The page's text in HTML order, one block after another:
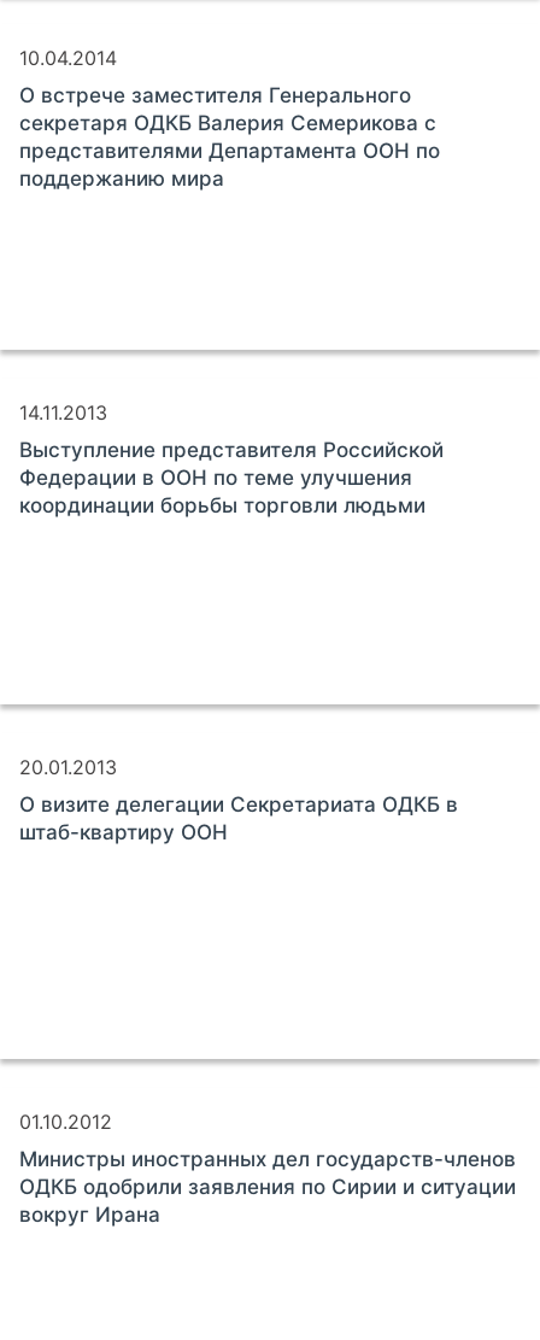
10.04.2014
О встрече заместителя Генерального
секретаря ОДКБ Валерия Семерикова с
представителями Департамента ООН по
поддержанию мира
14.11.2013
Выступление представителя Российской
Федерации в ООН по теме улучшения
координации борьбы торговли людьми
20.01.2013
О визите делегации Секретариата ОДКБ в
штаб-квартиру ООН
01.10.2012
Министры иностранных дел государств-членов
ОДКБ одобрили заявления по Сирии и ситуации
вокруг Ирана